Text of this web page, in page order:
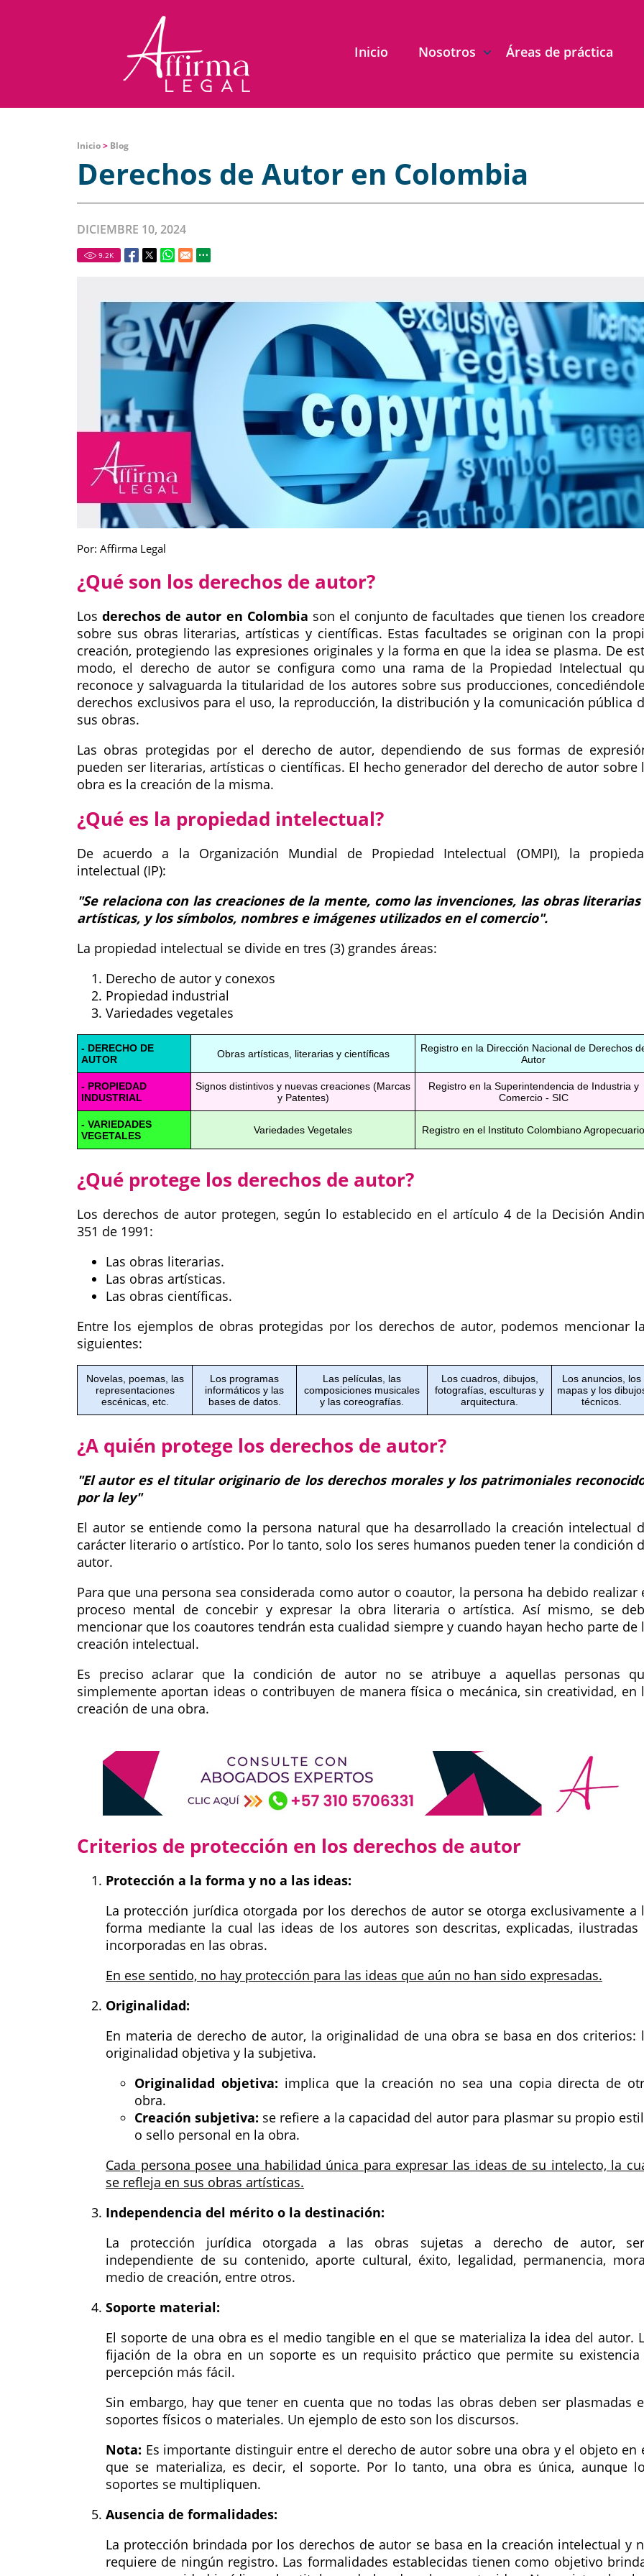
Inicio Nosotros Áreas de práctica
Inicio> Blog
Derechos de Autor en Colombia
DICIEMBRE 10, 2024
9.2K
Por: Affirma Legal
¿Qué son los derechos de autor?
Losderechos de autor en Colombia son el conjunto de facultades que tienen los
sobre sus obras literarias, artísticas y científicas. Estas facultades se originan con la
creación, protegiendo las expresiones originales y la forma en que la idea se plasma. De
modo, el derecho de autor se configura como una rama de la Propiedad Intelectual
reconoce y salvaguarda la titularidad de los autores sobre sus producciones,
derechos exclusivos para el uso, la reproducción, la distribución y la comunicación pública
sus obras.
Las obras protegidas por el derecho de autor, dependiendo de sus formas de
pueden ser literarias, artísticas o científicas. El hecho generador del derecho de autor sobre
obra es la creación de la misma.
¿Qué es la propiedad intelectual?
De acuerdo a la Organización Mundial de Propiedad Intelectual (OMPI), la
intelectual (IP):
"Se relaciona con las creaciones de la mente, como las invenciones, las obras literarias
artísticas, y los símbolos, nombres e imágenes utilizados en el comercio".
La propiedad intelectual se divide en tres (3) grandes áreas:
Derecho de autor y conexos
Propiedad industrial
Variedades vegetales
- DERECHO DE
AUTOR
Obras artísticas, literarias y científicas
Registro en la Dirección Nacional de Derechos
Autor
- PROPIEDAD
INDUSTRIAL
Signos distintivos y nuevas creaciones (Marcas
y Patentes)
Registro en la Superintendencia de Industria y
Comercio - SIC
- VARIEDADES
VEGETALES
Variedades Vegetales Registro en el Instituto Colombiano Agropecuario
¿Qué protege los derechos de autor?
Los derechos de autor protegen, según lo establecido en el artículo 4 de la Decisión
351 de 1991:
Las obras literarias.
Las obras artísticas.
Las obras científicas.
Entre los ejemplos de obras protegidas por los derechos de autor, podemos mencionar
siguientes:
Novelas, poemas, las
representaciones
escénicas, etc.
Los programas
informáticos y las
bases de datos.
Las películas, las
composiciones musicales
y las coreografías.
Los cuadros, dibujos,
fotografías, esculturas y
arquitectura.
Los anuncios, los
mapas y los
técnicos.
¿A quién protege los derechos de autor?
"El autor es el titular originario de los derechos morales y los patrimoniales
por la ley"
El autor se entiende como la persona natural que ha desarrollado la creación intelectual
carácter literario o artístico. Por lo tanto, solo los seres humanos pueden tener la condición
autor.
Para que una persona sea considerada como autor o coautor, la persona ha debido realizar
proceso mental de concebir y expresar la obra literaria o artística. Así mismo, se
mencionar que los coautores tendrán esta cualidad siempre y cuando hayan hecho parte de
creación intelectual.
Es preciso aclarar que la condición de autor no se atribuye a aquellas personas
simplemente aportan ideas o contribuyen de manera física o mecánica, sin creatividad, en
creación de una obra.
Criterios de protección en los derechos de autor
Protección a la forma y no a las ideas:
La protección jurídica otorgada por los derechos de autor se otorga exclusivamente a
forma mediante la cual las ideas de los autores son descritas, explicadas, ilustradas
incorporadas en las obras.
En ese sentido, no hay protección para las ideas que aún no han sido expresadas.
Originalidad:
En materia de derecho de autor, la originalidad de una obra se basa en dos criterios:
originalidad objetiva y la subjetiva.
Originalidad objetiva: implica que la creación no sea una copia directa de
obra.
Creación subjetiva: se refiere a la capacidad del autor para plasmar su propio
o sello personal en la obra.
Cada persona posee una habilidad única para expresar las ideas de su intelecto, la
se refleja en sus obras artísticas.
Independencia del mérito o la destinación:
La protección jurídica otorgada a las obras sujetas a derecho de autor,
independiente de su contenido, aporte cultural, éxito, legalidad, permanencia,
medio de creación, entre otros.
Soporte material:
El soporte de una obra es el medio tangible en el que se materializa la idea del autor.
fijación de la obra en un soporte es un requisito práctico que permite su existencia
percepción más fácil.
Sin embargo, hay que tener en cuenta que no todas las obras deben ser plasmadas
soportes físicos o materiales. Un ejemplo de esto son los discursos.
Nota: Es importante distinguir entre el derecho de autor sobre una obra y el objeto en
que se materializa, es decir, el soporte. Por lo tanto, una obra es única, aunque
soportes se multipliquen.
Ausencia de formalidades:
La protección brindada por los derechos de autor se basa en la creación intelectual y
requiere de ningún registro. Las formalidades establecidas tienen como objetivo